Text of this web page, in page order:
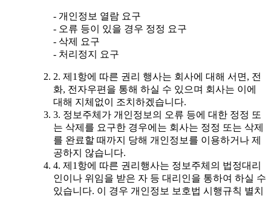
- 개인정보 열람 요구
- 오류 등이 있을 경우 정정 요구
- 삭제 요구
- 처리정지 요구
2. 제1항에 따른 권리 행사는 회사에 대해 서면, 전
화, 전자우편을 통해 하실 수 있으며 회사는 이에
대해 지체없이 조치하겠습니다.
3. 정보주체가 개인정보의 오류 등에 대한 정정 또
는 삭제를 요구한 경우에는 회사는 정정 또는 삭제
를 완료할 때까지 당해 개인정보를 이용하거나 제
공하지 않습니다.
4. 제1항에 따른 권리행사는 정보주체의 법정대리
인이나 위임을 받은 자 등 대리인을 통하여 하실 수
있습니다. 이 경우 개인정보 보호법 시행규칙 별치